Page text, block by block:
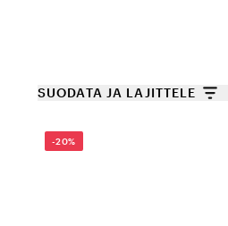
SUODATA JA LAJITTELE
-20%